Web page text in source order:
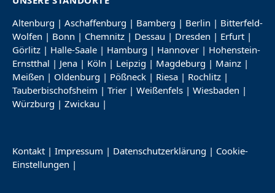
Altenburg | Aschaffenburg | Bamberg | Berlin | Bitterfeld-
Wolfen | Bonn | Chemnitz | Dessau | Dresden | Erfurt |
Görlitz | Halle-Saale | Hamburg | Hannover | Hohenstein-
Ernstthal | Jena | Köln | Leipzig | Magdeburg | Mainz |
Meißen | Oldenburg | Pößneck | Riesa | Rochlitz |
Tauberbischofsheim | Trier | Weißenfels | Wiesbaden |
Würzburg | Zwickau |
Kontakt | Impressum | Datenschutzerklärung | Cookie-
Einstellungen |